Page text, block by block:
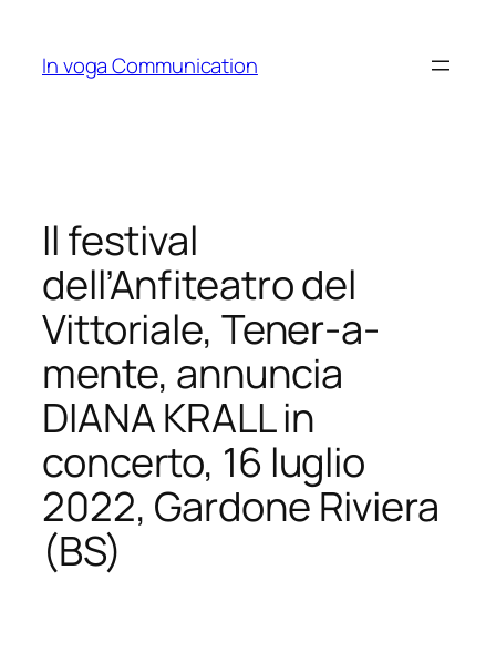
content
In voga Communication
Il festival
dell’Anfiteatro del
Vittoriale, Tener-a-
mente, annuncia
DIANA KRALL in
concerto, 16 luglio
2022, Gardone Riviera
(BS)